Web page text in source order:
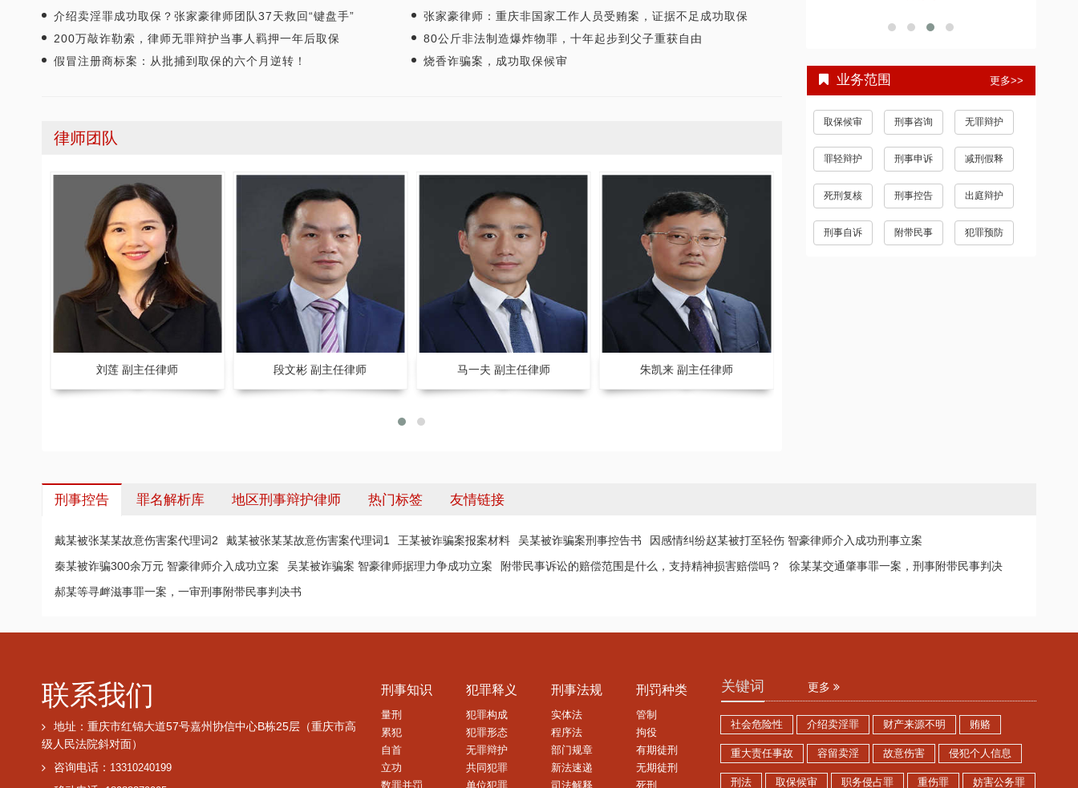
介绍卖淫罪成功取保？张家豪律师团队37天救回“键盘手”
张家豪律师：重庆非国家工作人员受贿案，证据不足成功取保
200万敲诈勒索，律师无罪辩护当事人羁押一年后取保
80公斤非法制造爆炸物罪，十年起步到父子重获自由
假冒注册商标案：从批捕到取保的六个月逆转！
烧香诈骗案，成功取保候审
律师团队
刘莲 副主任律师 段文彬 副主任律师 马一夫 副主任律师 朱凯来 副主任律师
业务范围 更多>>
取保候审 刑事咨询 无罪辩护
罪轻辩护 刑事申诉 减刑假释
死刑复核 刑事控告 出庭辩护
刑事自诉 附带民事 犯罪预防
刑事控告 罪名解析库 地区刑事辩护律师 热门标签 友情链接
戴某被张某某故意伤害案代理词2 戴某被张某某故意伤害案代理词1 王某被诈骗案报案材料 吴某被诈骗案刑事控告书
因感情纠纷赵某被打至轻伤 智豪律师介入成功刑事立案
秦某被诈骗300余万元 智豪律师介入成功立案
吴某被诈骗案 智豪律师据理力争成功立案 附带民事诉讼的赔偿范围是什么，支持精神损害赔偿吗？
徐某某交通肇事罪一案，刑事附带民事判决
郝某等寻衅滋事罪一案，一审刑事附带民事判决书
联系我们
地址：重庆市红锦大道57号嘉州协信中心B栋25层（重庆市高
级人民法院斜对面）
咨询电话： 13310240199
刑事知识
量刑
累犯
自首
立功
数罪并罚
犯罪释义
犯罪构成
犯罪形态
无罪辩护
共同犯罪
单位犯罪
刑事法规
实体法
程序法
部门规章
新法速递
司法解释
刑罚种类
管制
拘役
有期徒刑
无期徒刑
死刑
关键词 更多
社会危险性 介绍卖淫罪 财产来源不明 贿赂
重大责任事故 容留卖淫 故意伤害 侵犯个人信息
刑法 取保候审 职务侵占罪 重伤罪 妨害公务罪